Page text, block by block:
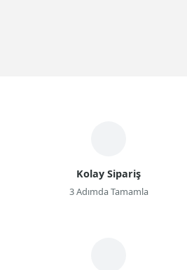
Kolay Sipariş
3 Adımda Tamamla